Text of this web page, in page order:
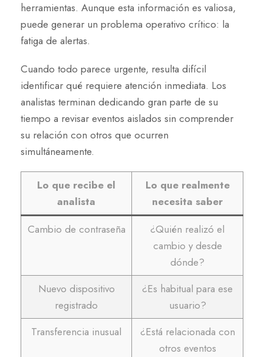
herramientas. Aunque esta información es valiosa,
puede generar un problema operativo crítico: la
fatiga de alertas.
Cuando todo parece urgente, resulta difícil
identificar qué requiere atención inmediata. Los
analistas terminan dedicando gran parte de su
tiempo a revisar eventos aislados sin comprender
su relación con otros que ocurren
simultáneamente.
Lo que recibe el
analista
Lo que realmente
necesita saber
Cambio de contraseña
¿Quién realizó el
cambio y desde
dónde?
Nuevo dispositivo
registrado
¿Es habitual para ese
usuario?
Transferencia inusual
¿Está relacionada con
otros eventos